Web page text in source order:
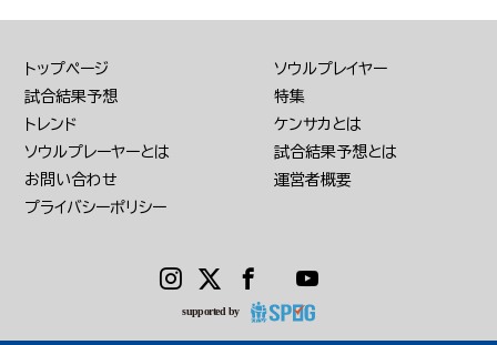
トップページ
ソウルプレイヤー
試合結果予想
特集
トレンド
ケンサカとは
ソウルプレーヤーとは
試合結果予想とは
お問い合わせ
運営者概要
プライバシーポリシー